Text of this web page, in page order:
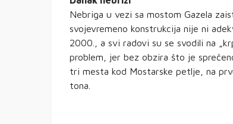
Nebriga u vezi sa mostom Gazela
svojevremeno konstrukcija nije ni
2000., a svi radovi su se svodili na
problem, jer bez obzira što je
tri mesta kod Mostarske petlje, na
tona.